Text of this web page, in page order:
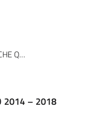
– 2018
2014 – 2018